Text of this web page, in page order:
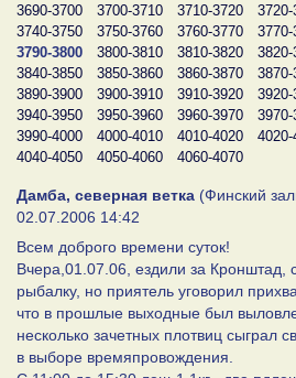
3690-3700
3700-3710 3710-3720 3720-
3740-3750
3750-3760 3760-3770 3770-
3790-3800
3800-3810 3810-3820 3820-
3840-3850
3850-3860 3860-3870 3870-
3890-3900
3900-3910 3910-3920 3920-
3940-3950
3950-3960 3960-3970 3970-
3990-4000
4000-4010 4010-4020 4020-
4040-4050
4050-4060 4060-4070
Дамба, северная ветка (Финский
02.07.2006 14:42
Всем доброго времени суток!
Вчера,01.07.06, ездили за Кронштад,
рыбалку, но приятель уговорил
что в прошлые выходные был
несколько зачетных плотвиц сыграл
в выборе времяпровождения.